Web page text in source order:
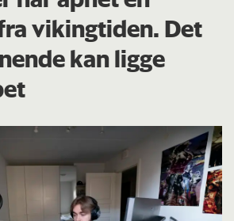
vikingtiden. Det
kan ligge